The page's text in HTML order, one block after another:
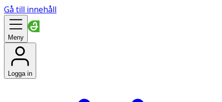
Gå till innehåll
Meny
Logga in